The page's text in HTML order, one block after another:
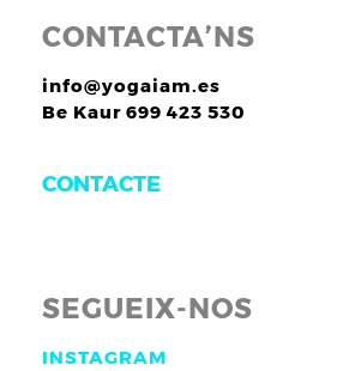
CONTACTA’NS
info@yogaiam.es
Be Kaur 699 423 530
CONTACTE
SEGUEIX-NOS
INSTAGRAM